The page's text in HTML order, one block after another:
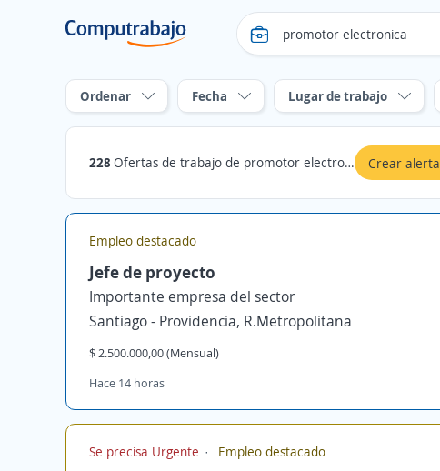
Ordenar Fecha Lugar de trabajo
228 Ofertas de trabajo de promotor electronica en R.Metropolitana Crear alerta
Empleo destacado
Jefe de proyecto
Importante empresa del sector
Santiago - Providencia, R.Metropolitana
$ 2.500.000,00 (Mensual)
Hace 14 horas
Se precisa Urgente Empleo destacado